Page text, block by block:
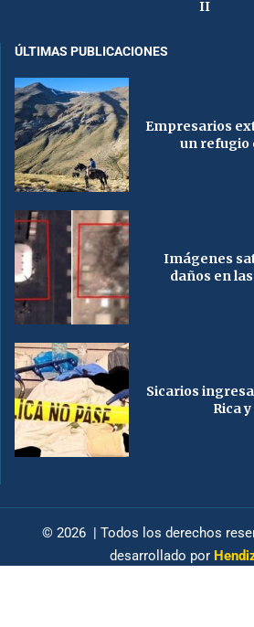
II
ÚLTIMAS PUBLICACIONES
Empresarios
un refugio
Imágenes
daños en las
Sicarios
Rica
© 2026 | Todos los derechos
desarrollado por